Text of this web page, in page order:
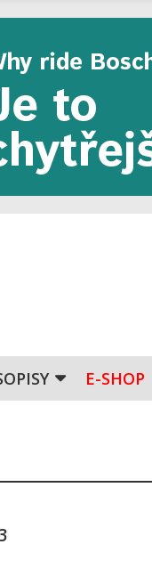
E-SHOP